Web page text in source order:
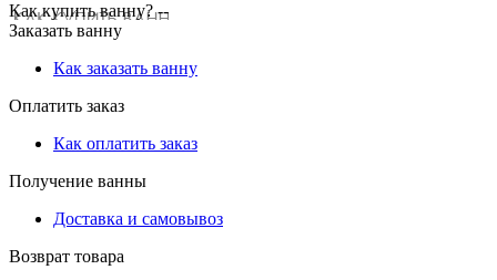
Как купить ванну? --
Заказать ванну
Как заказать ванну
Оплатить заказ
Как оплатить заказ
Получение ванны
Доставка и самовывоз
Возврат товара